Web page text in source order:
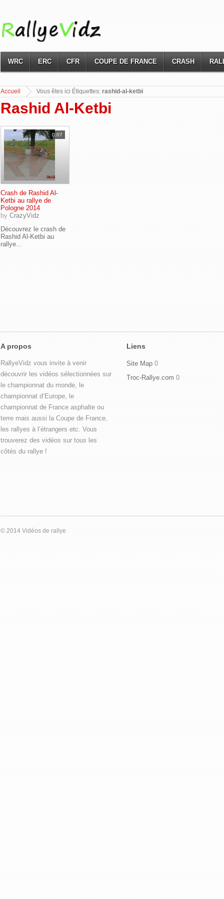
WRC ERC CFR COUPE DE FRANCE CRASH
Vous
Accueil êtes ici Étiquettes: rashid-al-ketbi
Rashid Al-Ketbi
0:07
Crash de Rashid Al-
Ketbi au rallye de
Pologne 2014
by CrazyVidz
Découvrez le crash de
Rashid Al-Ketbi au
rallye...
A propos
RallyeVidz vous invite à venir
découvrir les vidéos sélectionnées sur
le championnat du monde, le
championnat d’Europe, le
championnat de France asphalte ou
terre mais aussi la Coupe de France,
les rallyes à l’étrangers etc. Vous
trouverez des vidéos sur tous les
côtés du rallye !
Liens
Site Map 0
Troc-Rallye.com 0
© 2014 Vidéos de rallye